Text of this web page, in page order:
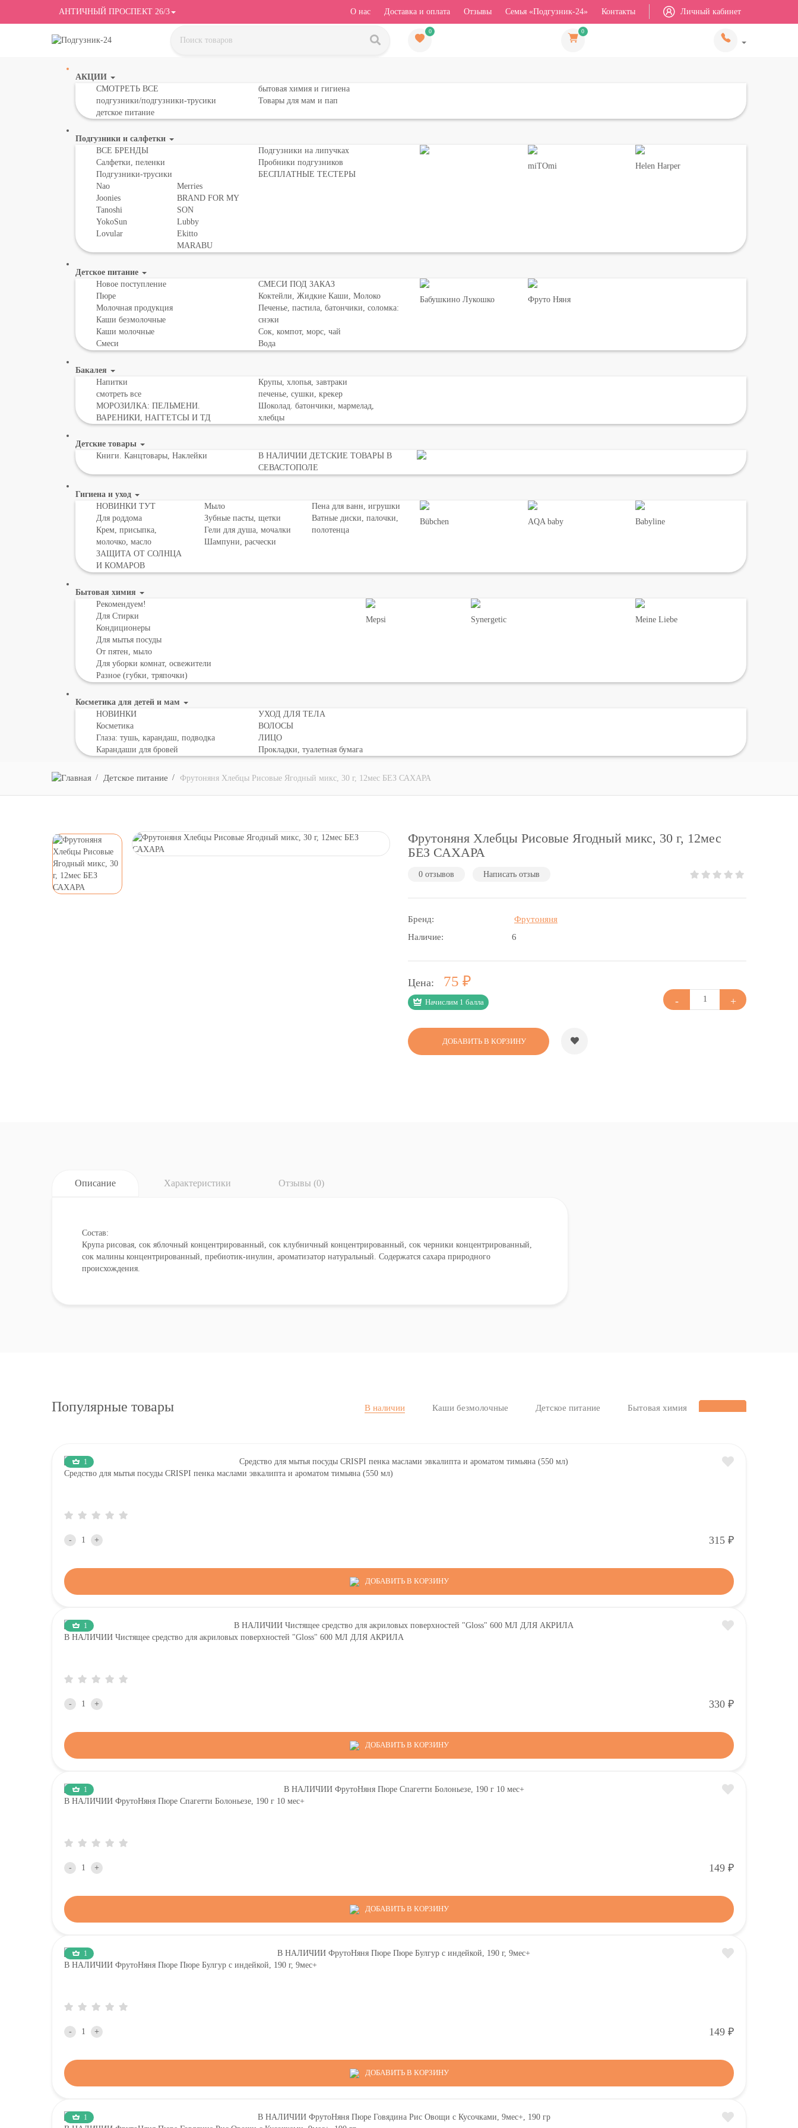
АНТИЧНЫЙ ПРОСПЕКТ 26/3 О нас Доставка и оплата Отзывы Семья «Подгузник-24» Контакты Личный кабинет
0 0
АКЦИИ
СМОТРЕТЬ ВСЕ
подгузники/подгузники-трусики
детское питание
бытовая химия и гигиена
Товары для мам и пап
Подгузники и салфетки
ВСЕ БРЕНДЫ
Салфетки, пеленки
Подгузники-трусики
Nao
Joonies
Tanoshi
YokoSun
Lovular
Merries
BRAND FOR MY
SON
Lubby
Ekitto
MARABU
Подгузники на липучках
Пробники подгузников
БЕСПЛАТНЫЕ ТЕСТЕРЫ
miTOmi Helen Harper
Детское питание
Новое поступление
Пюре
Молочная продукция
Каши безмолочные
Каши молочные
Смеси
СМЕСИ ПОД ЗАКАЗ
Коктейли, Жидкие Каши, Молоко
Печенье, пастила, батончики, соломка:
снэки
Сок, компот, морс, чай
Вода
Бабушкино Лукошко Фруто Няня
Бакалея
Напитки
смотреть все
МОРОЗИЛКА: ПЕЛЬМЕНИ.
ВАРЕНИКИ, НАГГЕТСЫ И ТД
Крупы, хлопья, завтраки
печенье, сушки, крекер
Шоколад. батончики, мармелад,
хлебцы
Детские товары
Книги. Канцтовары, Наклейки
В НАЛИЧИИ ДЕТСКИЕ ТОВАРЫ В
СЕВАСТОПОЛЕ
Гигиена и уход
НОВИНКИ ТУТ
Для роддома
Крем, присыпка,
молочко, масло
ЗАЩИТА ОТ СОЛНЦА
И КОМАРОВ
Мыло
Зубные пасты, щетки
Гели для душа, мочалки
Шампуни, расчески
Пена для ванн, игрушки
Ватные диски, палочки,
полотенца
Bübchen AQA baby Babyline
Бытовая химия
Рекомендуем!
Для Стирки
Кондиционеры
Для мытья посуды
От пятен, мыло
Для уборки комнат, освежители
Разное (губки, тряпочки)
Mepsi Synergetic Meine Liebe
Косметика для детей и мам
НОВИНКИ
Косметика
Глаза: тушь, карандаш, подводка
Карандаши для бровей
УХОД ДЛЯ ТЕЛА
ВОЛОСЫ
ЛИЦО
Прокладки, туалетная бумага
Детское питание Фрутоняня Хлебцы Рисовые Ягодный микс, 30 г, 12мес БЕЗ САХАРА
Фрутоняня Хлебцы Рисовые Ягодный микс, 30 г, 12мес
БЕЗ САХАРА
0 отзывов Написать отзыв
Бренд:
Фрутоняня
Наличие:
6
Цена: 75
Начислим 1 балла
ДОБАВИТЬ В КОРЗИНУ
Описание Характеристики Отзывы (0)
Состав:
Крупа рисовая, сок яблочный концентрированный, сок клубничный концентрированный, сок черники концентрированный,
сок малины концентрированный, пребиотик-инулин, ароматизатор натуральный. Содержатся сахара природного
происхождения.
Популярные товары В наличии Каши безмолочные Детское питание Бытовая химия
1
Средство для мытья посуды CRISPI пенка маслами эвкалипта и ароматом тимьяна (550 мл)
- + 315 Р
ДОБАВИТЬ В КОРЗИНУ
1
В НАЛИЧИИ Чистящее средство для акриловых поверхностей "Gloss" 600 МЛ ДЛЯ АКРИЛА
- + 330 Р
ДОБАВИТЬ В КОРЗИНУ
1
В НАЛИЧИИ ФрутоНяня Пюре Спагетти Болоньезе, 190 г 10 мес+
- + 149 Р
ДОБАВИТЬ В КОРЗИНУ
1
В НАЛИЧИИ ФрутоНяня Пюре Пюре Булгур с индейкой, 190 г, 9мес+
- + 149 Р
ДОБАВИТЬ В КОРЗИНУ
1